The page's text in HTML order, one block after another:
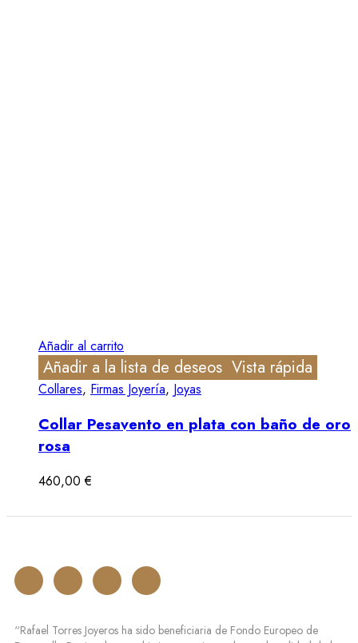
Añadir al carrito
Añadir a la lista de deseos Vista rápida
Collares, Firmas Joyería, Joyas
Collar Pesavento en plata con baño de oro
rosa
460,00€
“Rafael Torres Joyeros ha sido beneficiaria de Fondo Europeo de